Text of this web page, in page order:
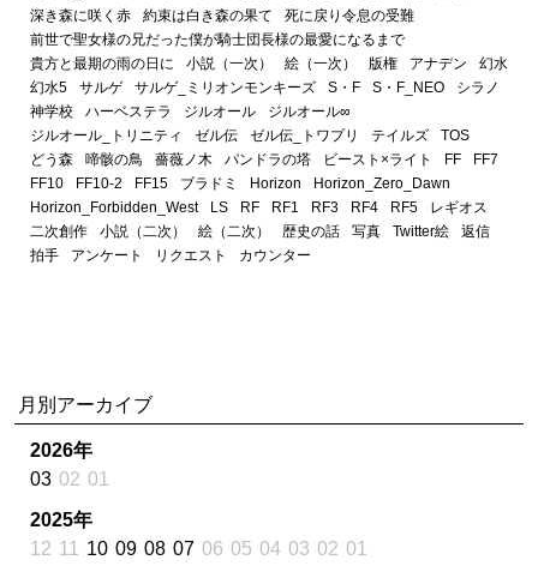
深き森に咲く赤
約束は白き森の果て
死に戻り令息の受難
前世で聖女様の兄だった僕が騎士団長様の最愛になるまで
貴方と最期の雨の日に
小説（一次） 絵（一次） 版権 アナデン
幻水
幻水5
サルゲ サルゲ_ミリオンモンキーズ S・F S・F_NEO
シラノ
神学校
ハーベステラ ジルオール
ジルオール∞
ジルオール_トリニティ
ゼル伝 ゼル伝_トワプリ テイルズ
TOS
どう森
啼骸の鳥 薔薇ノ木 パンドラの塔 ビースト×ライト FF
FF7
FF10
FF10-2 FF15 ブラドミ Horizon
Horizon_Zero_Dawn
Horizon_Forbidden_West
LS RF RF1 RF3 RF4 RF5
レギオス
二次創作
小説（二次） 絵（二次） 歴史の話 写真 Twitter絵
返信
拍手
アンケート リクエスト カウンター
月別アーカイブ
2026年
03 02 01
2025年
12 11 10 09 08 07 06 05 04 03 02 01